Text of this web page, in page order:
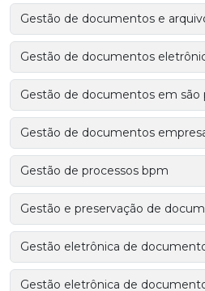
Gestão de documentos e
Gestão de documentos
Gestão de documentos em são
Gestão de documentos
Gestão de processos bpm
Gestão e preservação de
Gestão eletrônica de
Gestão eletrônica de